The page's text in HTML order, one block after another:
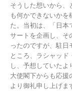
そうした想いから
も何かできないか
た。当初は、「日本
サートを企画し、そ
ったのですが、駐
ところ、ラシャッ
し、予想していたよ
大使閣下からも応
より御礼申し上げま